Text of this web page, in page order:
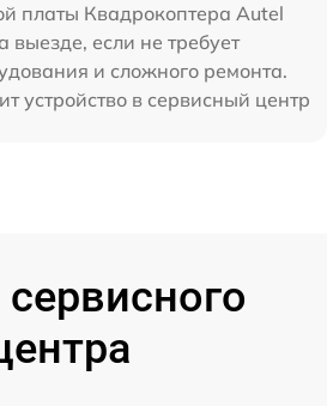
платы Квадрокоптера Autel
выезде, если не требует
и сложного ремонта.
устройство в сервисный центр